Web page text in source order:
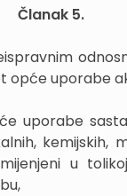
Članak 5.
opće uporabe
uporabe
kemijskih,
u